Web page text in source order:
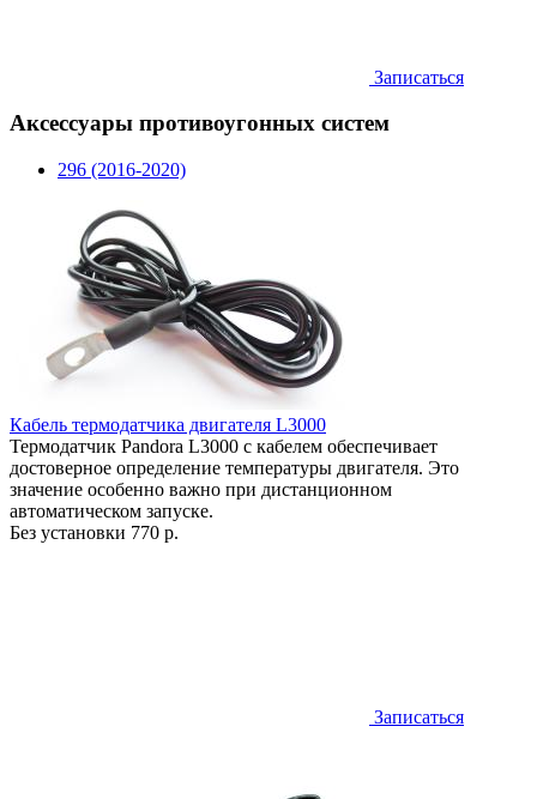
Записаться
Аксессуары противоугонных систем
296 (2016-2020)
Кабель термодатчика двигателя L3000
Термодатчик Pandora L3000 с кабелем обеспечивает
достоверное определение температуры двигателя. Это
значение особенно важно при дистанционном
автоматическом запуске.
Без установки 770 р.
Записаться